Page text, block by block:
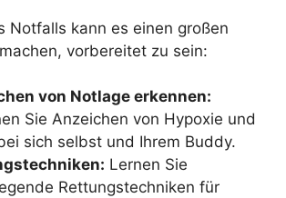
Notfalls kann es einen großen
vorbereitet zu sein:
von Notlage erkennen:
Sie Anzeichen von Hypoxie und
sich selbst und Ihrem Buddy.
Lernen Sie
Rettungstechniken für